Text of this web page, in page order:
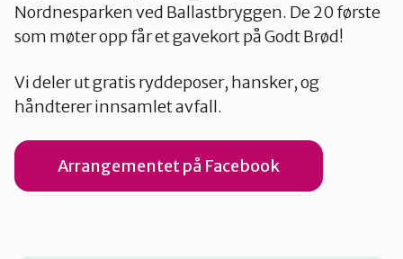
Nordnesparken ved Ballastbryggen. De 20 første
som møter opp får et gavekort på Godt Brød!
Vi deler ut gratis ryddeposer, hansker, og
håndterer innsamlet avfall.
Arrangementet på Facebook